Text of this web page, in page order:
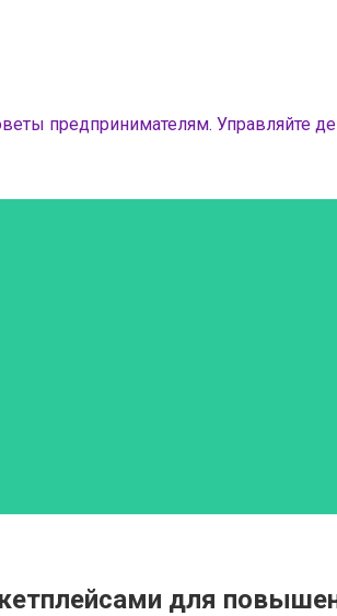
предпринимателям. Управляйте
для